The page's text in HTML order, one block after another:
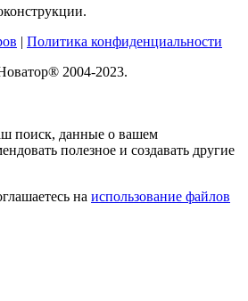
| Политика конфиденциальности
2004-2023.
поиск, данные о вашем
полезное и создавать другие
на использование файлов